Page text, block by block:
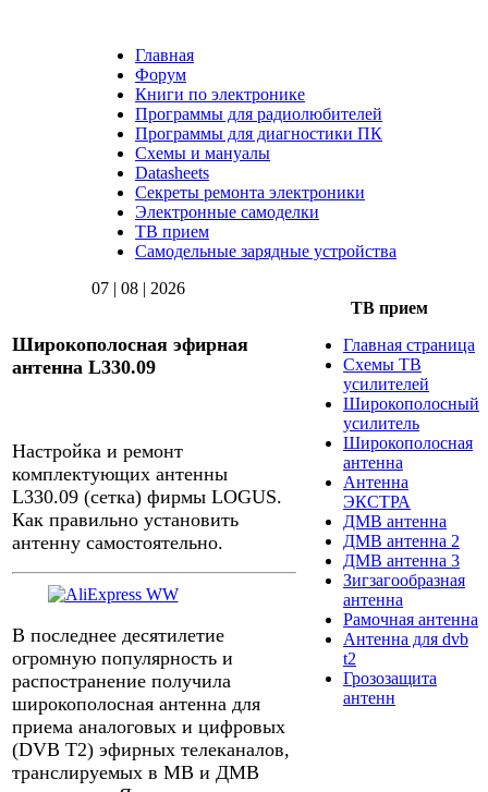
Главная
Форум
Книги по электронике
Программы для радиолюбителей
Программы для диагностики ПК
Схемы и мануалы
Datasheets
Секреты ремонта электроники
Электронные самоделки
ТВ прием
Самодельные зарядные устройства
07 | 08 | 2026
Широкополосная эфирная
антенна L330.09
Настройка и ремонт
комплектующих антенны
L330.09 (сетка) фирмы LOGUS.
Как правильно установить
антенну самостоятельно.
В последнее десятилетие
огромную популярность и
распостранение получила
широкополосная антенна для
приема аналоговых и цифровых
(DVB T2) эфирных телеканалов,
транслируемых в МВ и ДМВ
ТВ прием
Главная страница
Схемы ТВ
усилителей
Широкополосный
усилитель
Широкополосная
антенна
Aнтенна
ЭКСТРА
ДМВ антенна
ДМВ антенна 2
ДМВ антенна 3
Зигзагообразная
антенна
Рамочная антенна
Антенна для dvb
t2
Грозозащита
антенн